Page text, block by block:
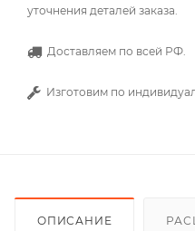
уточнения деталей заказа.
Доставляем по всей РФ.
Изготовим по
ОПИСАНИЕ